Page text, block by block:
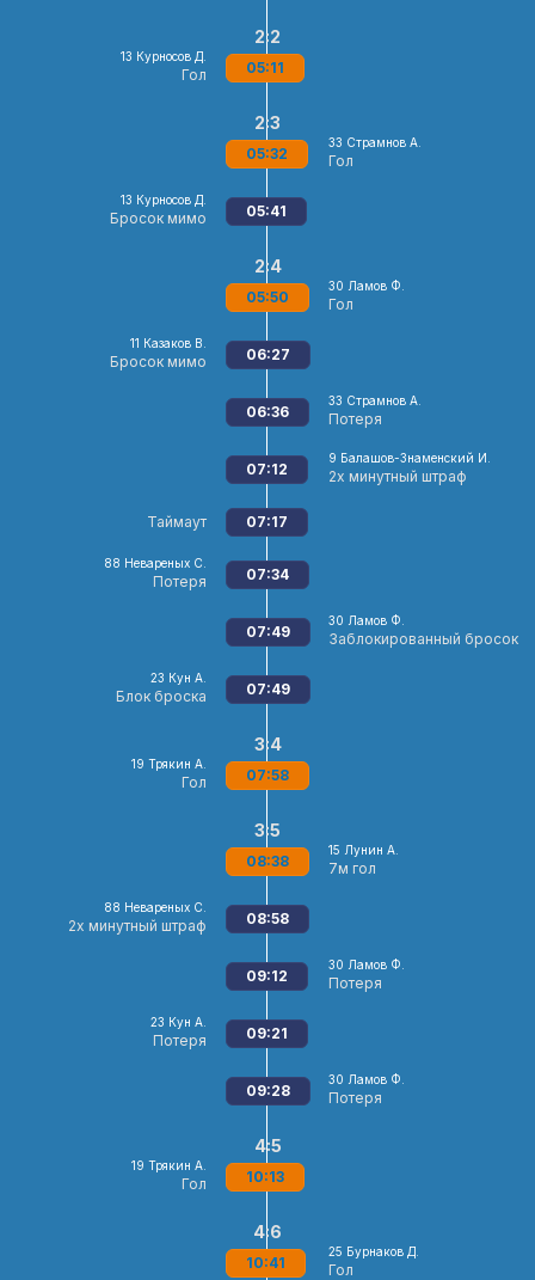
13 Курносов Д.
Гол
2:2
05:11
33 Страмнов А.
Гол
2:3
05:32
13 Курносов Д.
Бросок мимо 05:41
30 Ламов Ф.
Гол
2:4
05:50
11 Казаков В.
Бросок мимо 06:27
33 Страмнов А.
Потеря
06:36
9 Балашов-Знаменский И.
2х минутный штраф
07:12
Таймаут 07:17
88 Невареных С.
Потеря 07:34
30 Ламов Ф.
Заблокированный бросок
07:49
23 Кун А.
Блок броска 07:49
19 Трякин А.
Гол
3:4
07:58
15 Лунин А.
7м гол
3:5
08:38
88 Невареных С.
2х минутный штраф 08:58
30 Ламов Ф.
Потеря
09:12
23 Кун А.
Потеря 09:21
30 Ламов Ф.
Потеря
09:28
19 Трякин А.
Гол
4:5
10:13
25 Бурнаков Д.
Гол
4:6
10:41